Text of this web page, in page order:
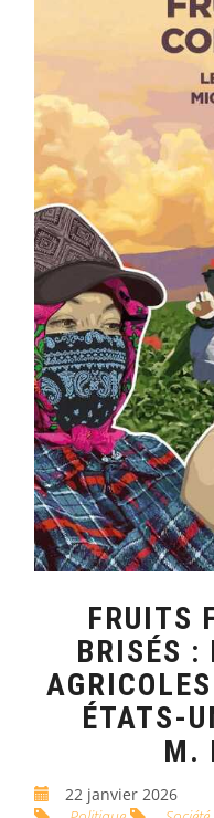
FRUITS
BRISÉS :
ÉTATS-
M.
22 janvier 2026